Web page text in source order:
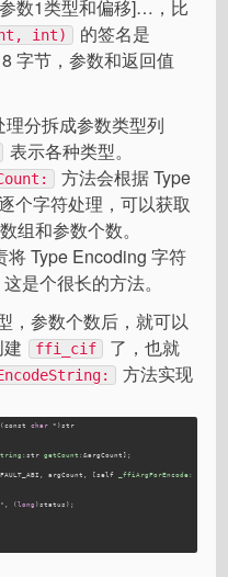
数1类型和偏移]…，比
int) 的签名是
字节，参数和返回值
分拆成参数类型列
表示各种类型。
方法会根据 Type
个字符处理，可以获取
组和参数个数。
将 Type Encoding 字符
是个很长的方法。
，参数个数后，就可以
ffi_cif
了，也就
方法实现
(const char *)str
str getCount:&argCount];
argCount, [self
_ffiArgForEncode:
, (long )status);